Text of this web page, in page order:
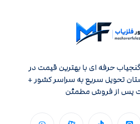
حرفه ای با بهترین قیمت در
تحویل سریع به سراسر کشور +
پس از فروش مطمئن